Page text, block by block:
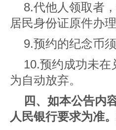
8.代他人领取者
居民身份证原件办
9.预约的纪念币
10.预约成功未在
为自动放弃。
四、如本公告内
人民银行要求为准